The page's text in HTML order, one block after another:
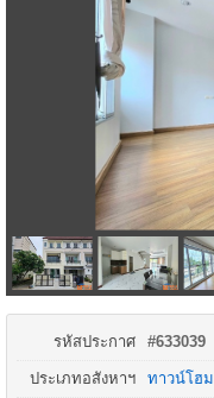
รหัสประกาศ #633039
ประเภทอสังหาฯ ทาวน์โฮม